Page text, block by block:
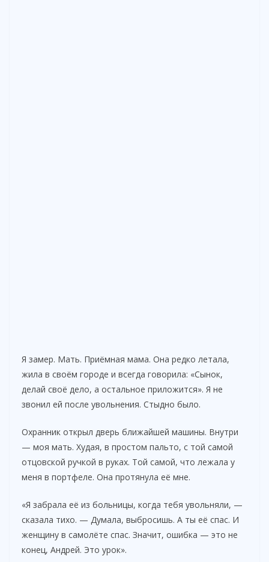
Я замер. Мать. Приёмная мама. Она редко летала,
жила в своём городе и всегда говорила: «Сынок,
делай своё дело, а остальное приложится». Я не
звонил ей после увольнения. Стыдно было.
Охранник открыл дверь ближайшей машины. Внутри
— моя мать. Худая, в простом пальто, с той самой
отцовской ручкой в руках. Той самой, что лежала у
меня в портфеле. Она протянула её мне.
«Я забрала её из больницы, когда тебя увольняли, —
сказала тихо. — Думала, выбросишь. А ты её спас. И
женщину в самолёте спас. Значит, ошибка — это не
конец, Андрей. Это урок».